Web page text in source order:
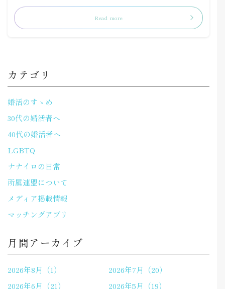
Read more
カテゴリ
婚活のすゝめ
30代の婚活者へ
40代の婚活者へ
LGBTQ
ナナイロの日常
所属連盟について
メディア掲載情報
マッチングアプリ
月間アーカイブ
2026年8月（1）
2026年7月（20）
2026年6月（21）
2026年5月（19）